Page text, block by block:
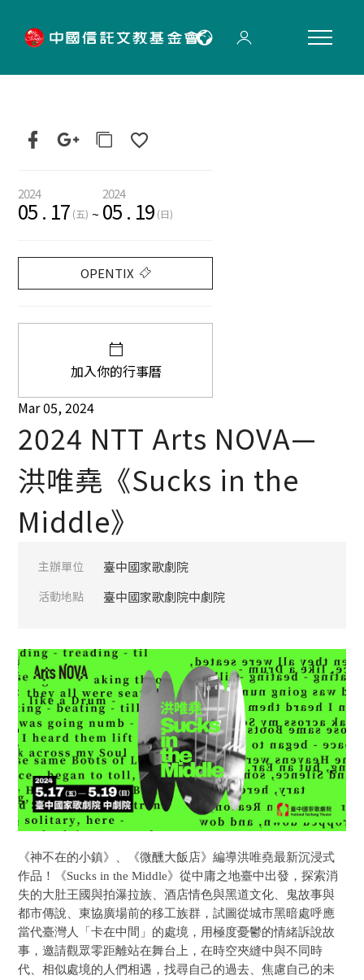
2024
05 . 17 (五) ~
2024
05 . 19 (日)
OPENTIX
加入你的行事曆
Mar 05, 2024
2024 NTT Arts NOVA—
洪唯堯《Sucks in the
Middle》
主辦單位 臺中國家歌劇院
活動地點 臺中國家歌劇院中劇院
《神不在的小鎮》、《微醺大飯店》編導洪唯堯最新沉浸式
作品！《Sucks in the Middle》從中庸之地臺中出發，探索消
失的大肚王國與拍瀑拉族、酒店情色與黑道文化、鬼故事與
都市傳說、東協廣場前的移工族群，試圖從城市黑暗處呼應
當代臺灣人「卡在中間」的處境，用極度憂鬱的情緒訴說故
事，邀請觀眾零距離站在舞台上，在時空夾縫中與不同時
代、相似處境的人們相遇，找尋自己的過去、焦慮自己的未